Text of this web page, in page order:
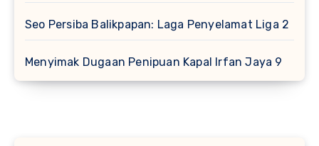
Seo Persiba Balikpapan: Laga Penyelamat Liga 2
Menyimak Dugaan Penipuan Kapal Irfan Jaya 9